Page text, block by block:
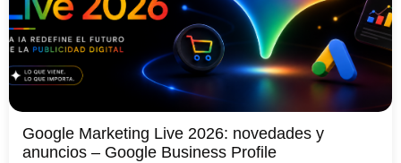
Google Marketing Live 2026: novedades y
anuncios – Google Business Profile